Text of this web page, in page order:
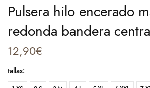
Pulsera hilo encerado
redonda bandera
12,90€
tallas: